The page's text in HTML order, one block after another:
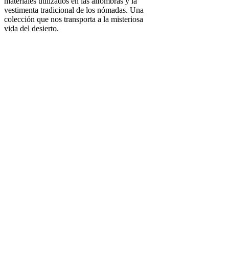
vestimenta tradicional de los nómadas. Una
colección que nos transporta a la misteriosa
vida del desierto.